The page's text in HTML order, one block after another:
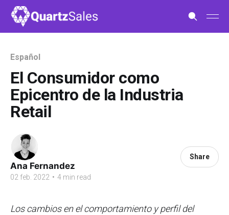
Español
El Consumidor como
Epicentro de la Industria
Retail
Ana Fernandez
02 feb. 2022 • 4 min read
Share
Los cambios en el comportamiento y perfil del